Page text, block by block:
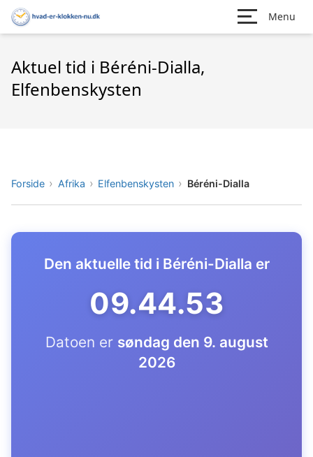
Menu
Aktuel tid i Béréni-Dialla,
Elfenbenskysten
Forside Afrika Elfenbenskysten Béréni-Dialla
Den aktuelle tid i Béréni-Dialla er
09.44.54
Datoen er søndag den 9. august
2026